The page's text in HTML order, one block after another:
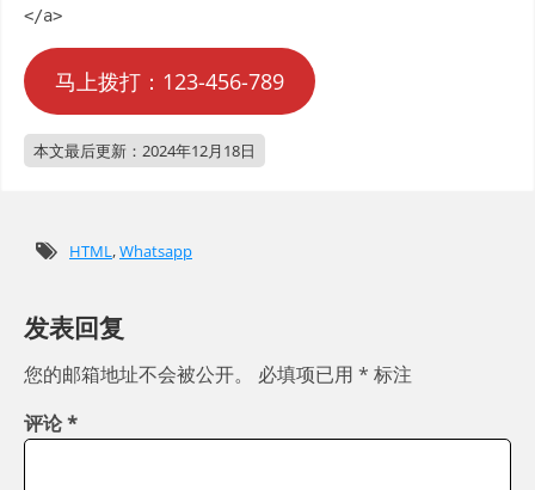
</a>
马上拨打：123-456-789
本文最后更新： 2024年12月18日
HTML ,Whatsapp
发表回复
您的邮箱地址不会被公开。 必填项已用 * 标注
评论*